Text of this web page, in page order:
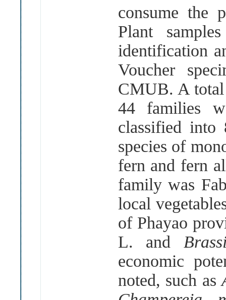
consume the
Plant
identification
Voucher
CMUB. A total
44 families
classified into
species of
fern and fern
family was
local
of Phayao
L. and
economic
noted, such as